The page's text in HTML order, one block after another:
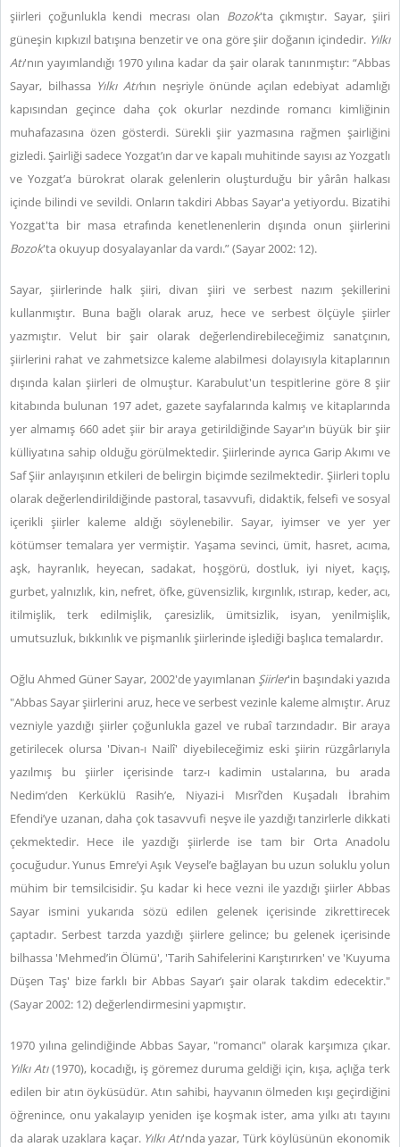
şiirleri çoğunlukla kendi mecrası olan Bozok'ta çıkmıştır. Sayar, şiiri
güneşin kıpkızıl batışına benzetir ve ona göre şiir doğanın içindedir. Yılkı
Atı'nın yayımlandığı 1970 yılına kadar da şair olarak tanınmıştır: “Abbas
Sayar, bilhassa Yılkı Atı’nın neşriyle önünde açılan edebiyat adamlığı
kapısından geçince daha çok okurlar nezdinde romancı kimliğinin
muhafazasına özen gösterdi. Sürekli şiir yazmasına rağmen şairliğini
gizledi. Şairliği sadece Yozgat’ın dar ve kapalı muhitinde sayısı az Yozgatlı
ve Yozgat’a bürokrat olarak gelenlerin oluşturduğu bir yârân halkası
içinde bilindi ve sevildi. Onların takdiri Abbas Sayar'a yetiyordu. Bizatihi
Yozgat'ta bir masa etrafında kenetlenenlerin dışında onun şiirlerini
Bozok'ta okuyup dosyalayanlar da vardı.” (Sayar 2002: 12).
Sayar, şiirlerinde halk şiiri, divan şiiri ve serbest nazım şekillerini
kullanmıştır. Buna bağlı olarak aruz, hece ve serbest ölçüyle şiirler
yazmıştır. Velut bir şair olarak değerlendirebileceğimiz sanatçının,
şiirlerini rahat ve zahmetsizce kaleme alabilmesi dolayısıyla kitaplarının
dışında kalan şiirleri de olmuştur. Karabulut'un tespitlerine göre 8 şiir
kitabında bulunan 197 adet, gazete sayfalarında kalmış ve kitaplarında
yer almamış 660 adet şiir bir araya getirildiğinde Sayar'ın büyük bir şiir
külliyatına sahip olduğu görülmektedir. Şiirlerinde ayrıca Garip Akımı ve
Saf Şiir anlayışının etkileri de belirgin biçimde sezilmektedir. Şiirleri toplu
olarak değerlendirildiğinde pastoral, tasavvufi, didaktik, felsefi ve sosyal
içerikli şiirler kaleme aldığı söylenebilir. Sayar, iyimser ve yer yer
kötümser temalara yer vermiştir. Yaşama sevinci, ümit, hasret, acıma,
aşk, hayranlık, heyecan, sadakat, hoşgörü, dostluk, iyi niyet, kaçış,
gurbet, yalnızlık, kin, nefret, öfke, güvensizlik, kırgınlık, ıstırap, keder, acı,
itilmişlik, terk edilmişlik, çaresizlik, ümitsizlik, isyan, yenilmişlik,
umutsuzluk, bıkkınlık ve pişmanlık şiirlerinde işlediği başlıca temalardır.
Oğlu Ahmed Güner Sayar, 2002'de yayımlanan Şiirler'in başındaki yazıda
"Abbas Sayar şiirlerini aruz, hece ve serbest vezinle kaleme almıştır. Aruz
vezniyle yazdığı şiirler çoğunlukla gazel ve rubaî tarzındadır. Bir araya
getirilecek olursa 'Divan-ı Nailî' diyebileceğimiz eski şiirin rüzgârlarıyla
yazılmış bu şiirler içerisinde tarz-ı kadimin ustalarına, bu arada
Nedim’den Kerküklü Rasih’e, Niyazi-i Mısrî’den Kuşadalı İbrahim
Efendi’ye uzanan, daha çok tasavvufi neşve ile yazdığı tanzirlerle dikkati
çekmektedir. Hece ile yazdığı şiirlerde ise tam bir Orta Anadolu
çocuğudur. Yunus Emre’yi Aşık Veysel’e bağlayan bu uzun soluklu yolun
mühim bir temsilcisidir. Şu kadar ki hece vezni ile yazdığı şiirler Abbas
Sayar ismini yukarıda sözü edilen gelenek içerisinde zikrettirecek
çaptadır. Serbest tarzda yazdığı şiirlere gelince; bu gelenek içerisinde
bilhassa 'Mehmed’in Ölümü', 'Tarih Sahifelerini Karıştırırken' ve 'Kuyuma
Düşen Taş' bize farklı bir Abbas Sayar’ı şair olarak takdim edecektir."
(Sayar 2002: 12) değerlendirmesini yapmıştır.
1970 yılına gelindiğinde Abbas Sayar, "romancı" olarak karşımıza çıkar.
Yılkı Atı(1970), kocadığı, iş göremez duruma geldiği için, kışa, açlığa terk
edilen bir atın öyküsüdür. Atın sahibi, hayvanın ölmeden kışı geçirdiğini
öğrenince, onu yakalayıp yeniden işe koşmak ister, ama yılkı atı tayını
da alarak uzaklara kaçar. Yılkı Atı'nda yazar, Türk köylüsünün ekonomik